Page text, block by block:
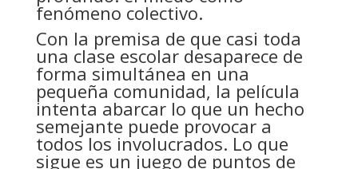
fenómeno colectivo.
Con la premisa de que casi toda
una clase escolar desaparece de
forma simultánea en una
pequeña comunidad, la película
intenta abarcar lo que un hecho
semejante puede provocar a
todos los involucrados. Lo que
sigue es un juego de puntos de